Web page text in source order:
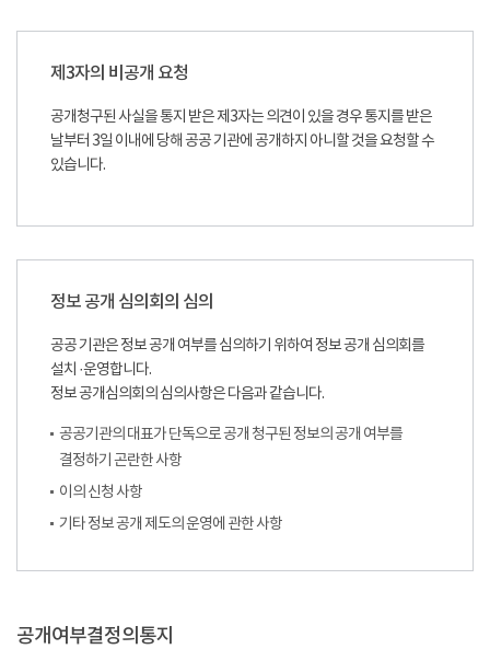
제3자의 비공개 요청
공개청구된 사실을 통지 받은 제3자는 의견이 있을 경우 통지를 받은
날부터 3일 이내에 당해 공공 기관에 공개하지 아니할 것을 요청할 수
있습니다.
정보 공개 심의회의 심의
공공 기관은 정보 공개 여부를 심의하기 위하여 정보 공개 심의회를
설치 ·운영합니다.
정보 공개심의회의 심의사항은 다음과 같습니다.
공공기관의 대표가 단독으로 공개 청구된 정보의 공개 여부를
결정하기 곤란한 사항
이의 신청 사항
기타 정보 공개 제도의 운영에 관한 사항
공개여부결정의통지